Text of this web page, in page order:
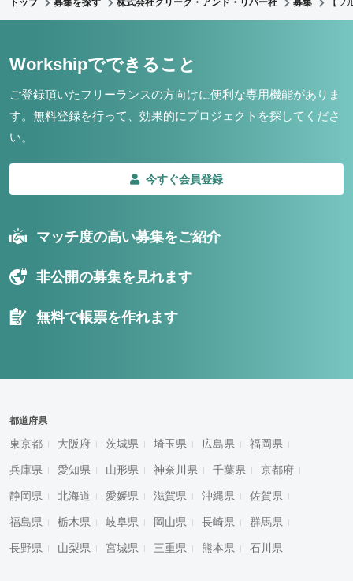
トップ 募集を探す 株式会社クリーク・アンド・リバー社 募集 【
Workshipでできること
ご登録頂いたフリーランスの方向けに便利な専用機能がありま
す。 無料登録を行って、効果的にプロジェクトを探してくださ
い。
今すぐ会員登録
マッチ度の高い募集をご紹介
非公開の募集を見れます
無料で帳票を作れます
都道府県
東京都 大阪府 茨城県 埼玉県 広島県 福岡県
兵庫県 愛知県 山形県 神奈川県 千葉県 京都府
静岡県 北海道 愛媛県 滋賀県 沖縄県 佐賀県
福島県 栃木県 岐阜県 岡山県 長崎県 群馬県
長野県 山梨県 宮城県 三重県 熊本県 石川県